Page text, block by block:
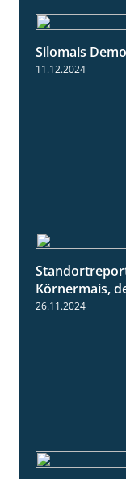
Silomais
11.12.2024
Körnermais,
26.11.2024